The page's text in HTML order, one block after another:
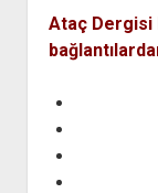
Ataç Dergisi